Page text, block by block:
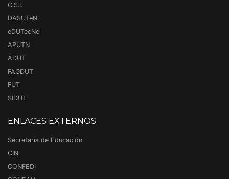
C.S.I.
DASUTeN
eDUTecNe
APUTN
ADUT
FAGDUT
FUT
SIDUT
ENLACES EXTERNOS
Secretaría de Educación
CIN
CONFEDI